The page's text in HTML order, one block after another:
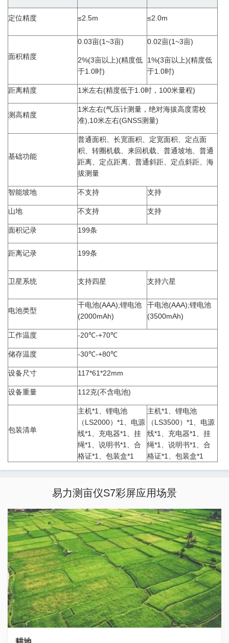
定位精度 ≤2.5m ≤2.0m
面积精度
0.03亩(1~3亩)
2%(3亩以上)(精度低
于1.0时)
0.02亩(1~3亩)
1%(3亩以上)(精度低
于1.0时)
距离精度 1米左右(精度低于1.0时，100米量程)
测高精度
1米左右(气压计测量，绝对海拔高度需校
准),10米左右(GNSS测量)
基础功能
普通面积、长宽面积、定宽面积、定点面
积、转圈机载、来回机载、普通坡地、普通
距离、定点距离、普通斜距、定点斜距、海
拔测量
智能坡地 不支持 支持
山地 不支持 支持
面积记录 199条
距离记录 199条
卫星系统 支持四星 支持六星
电池类型
干电池(AAA);锂电池
(2000mAh)
干电池(AAA);锂电池
(3500mAh)
工作温度 -20℃-+70℃
储存温度 -30℃-+80℃
设备尺寸 117*61*22mm
设备重量 112克(不含电池)
包装清单
主机*1、锂电池
（LS2000）*1、电源
线*1、充电器*1、挂
绳*1、说明书*1、合
格证*1、包装盒*1
主机*1、锂电池
（LS3500）*1、电源
线*1、充电器*1、挂
绳*1、说明书*1、合
格证*1、包装盒*1
易力测亩仪S7彩屏应用场景